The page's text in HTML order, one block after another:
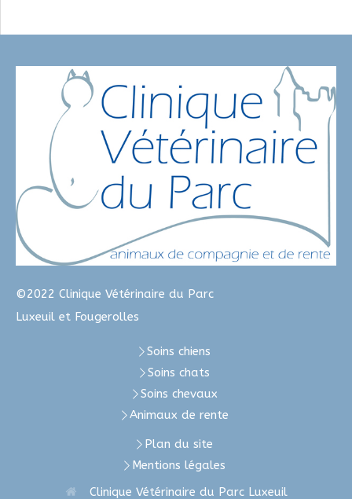
©2022 Clinique Vétérinaire du Parc
Luxeuil et Fougerolles
Soins chiens
Soins chats
Soins chevaux
Animaux de rente
Plan du site
Mentions légales
Clinique Vétérinaire du Parc Luxeuil